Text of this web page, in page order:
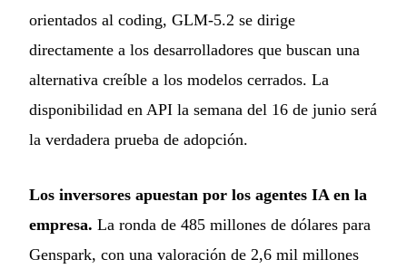
orientados al coding, GLM-5.2 se dirige
directamente a los desarrolladores que buscan una
alternativa creíble a los modelos cerrados. La
disponibilidad en API la semana del 16 de junio será
la verdadera prueba de adopción.
Los inversores apuestan por los agentes IA en la
empresa. La ronda de 485 millones de dólares para
Genspark, con una valoración de 2,6 mil millones